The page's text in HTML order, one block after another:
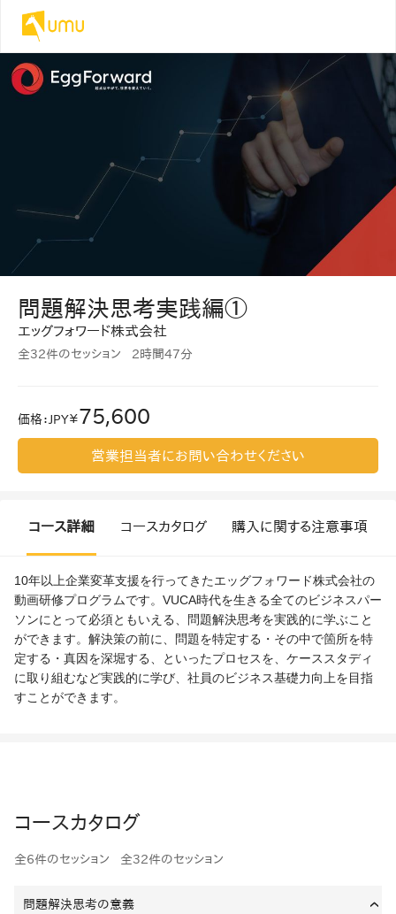
問題解決思考実践編①
エッグフォワード株式会社
全32件のセッション 2時間47分
価格：JPY￥75,600
営業担当者にお問い合わせください
コース詳細 コースカタログ 購入に関する注意事項
10年以上企業変革支援を行ってきたエッグフォワード株式会社の
動画研修プログラムです。VUCA時代を生きる全てのビジネスパー
ソンにとって必須ともいえる、問題解決思考を実践的に学ぶこと
ができます。解決策の前に、問題を特定する・その中で箇所を特
定する・真因を深堀する、といったプロセスを、ケーススタディ
に取り組むなど実践的に学び、社員のビジネス基礎力向上を目指
すことができます。
コースカタログ
全6件のセッション 全32件のセッション
問題解決思考の意義 ›